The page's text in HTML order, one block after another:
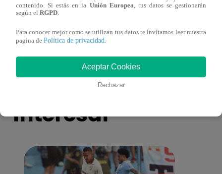
toma una difícil decisión por el futuro de
También te puede
interesar
contenido. Si estás en la Unión Europea, tus datos se gestionarán
según el RGPD.
Para conocer mejor como se utilizan tus datos te invitamos leer nuestra
pagina de Política de privacidad.
Aceptar Cookies
Rechazar